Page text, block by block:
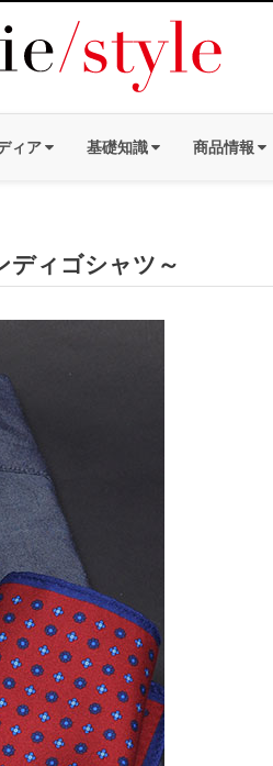
ィア 基礎知識 商品情報
ディゴシャツ～
【メンズ・ドレスシャツ・ワイシャツ】
ナチュラルフィット・ブロード・ダブル
カフス・ホリゾンタルカラー・カッタウ
ェイ・クレリック
価格8,800円